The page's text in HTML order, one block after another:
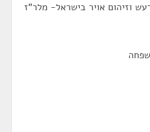
וזיהום אויר בישראל- מלר"ז